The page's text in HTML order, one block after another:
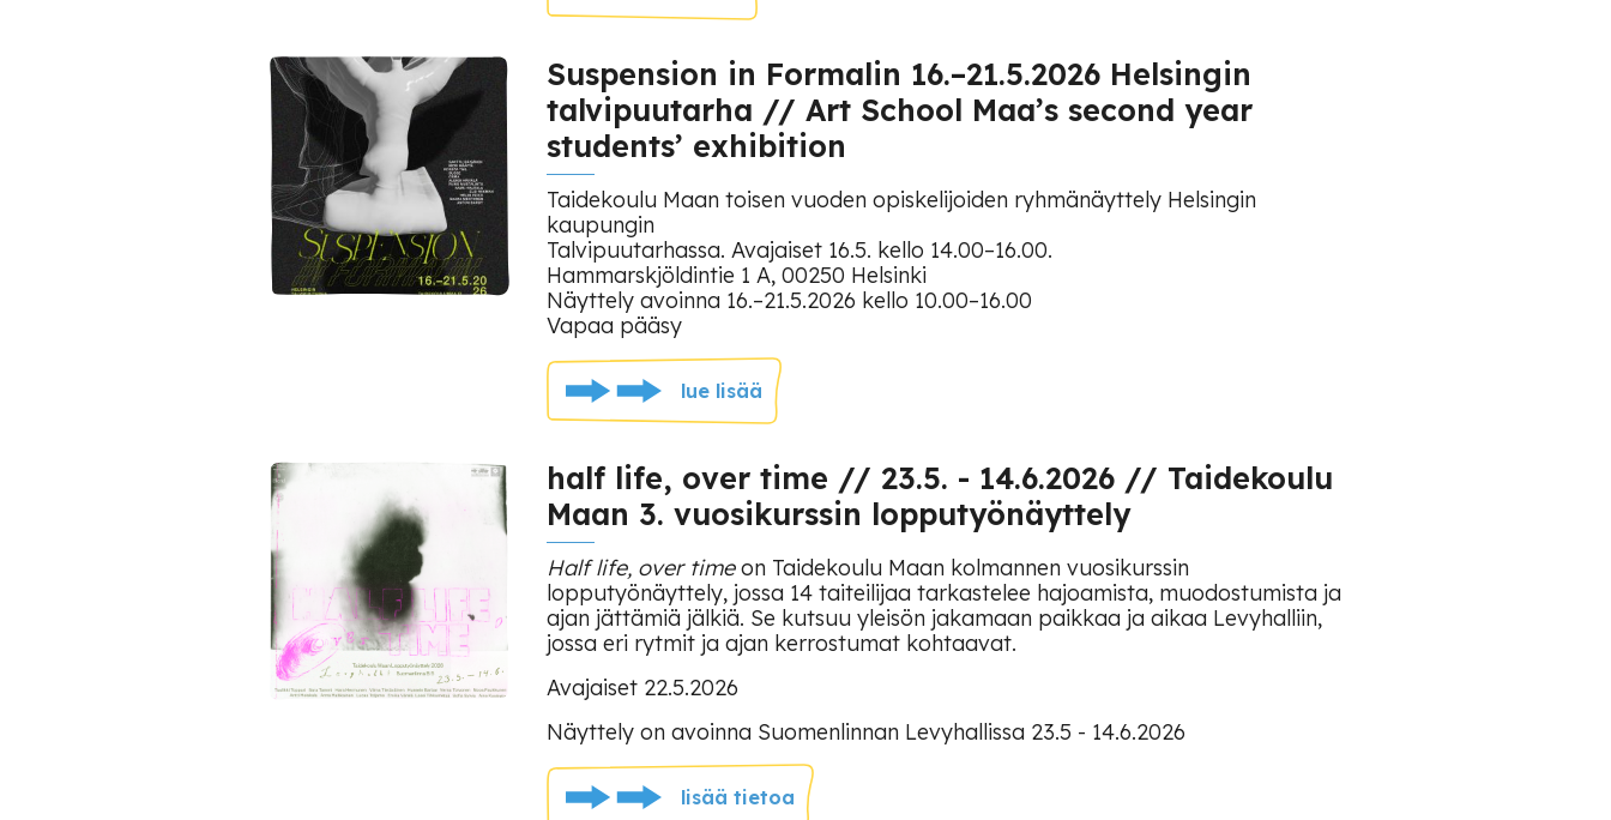
Suspension in Formalin 16.–21.5.2026 Helsingin
talvipuutarha // Art School Maa’s second year
students’ exhibition
Taidekoulu Maan toisen vuoden opiskelijoiden ryhmänäyttely Helsingin
kaupungin
Talvipuutarhassa. Avajaiset 16.5. kello 14.00–16.00.
Hammarskjöldintie 1 A, 00250 Helsinki
Näyttely avoinna 16.–21.5.2026 kello 10.00–16.00
Vapaa pääsy
lue lisää
half life, over time // 23.5. - 14.6.2026 // Taidekoulu
Maan 3. vuosikurssin lopputyönäyttely
Half life, over timeon Taidekoulu Maan kolmannen vuosikurssin
lopputyönäyttely, jossa 14 taiteilijaa tarkastelee hajoamista, muodostumista ja
ajan jättämiä jälkiä. Se kutsuu yleisön jakamaan paikkaa ja aikaa Levyhalliin,
jossa eri rytmit ja ajan kerrostumat kohtaavat.
Avajaiset 22.5.2026
Näyttely on avoinna Suomenlinnan Levyhallissa 23.5 - 14.6.2026
lisää tietoa